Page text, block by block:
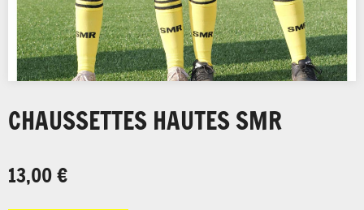
CHAUSSETTES HAUTES SMR
13,00 €